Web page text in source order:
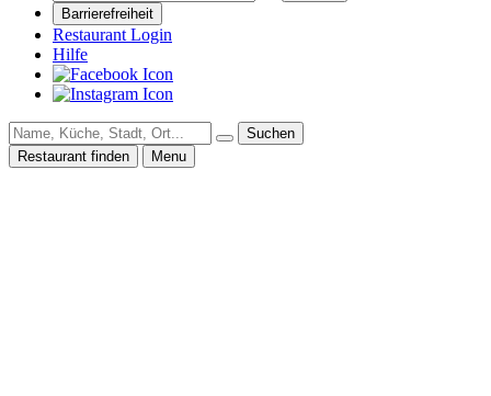
Barrierefreiheit
Restaurant Login
Hilfe
Suchen
Restaurant finden
Menu